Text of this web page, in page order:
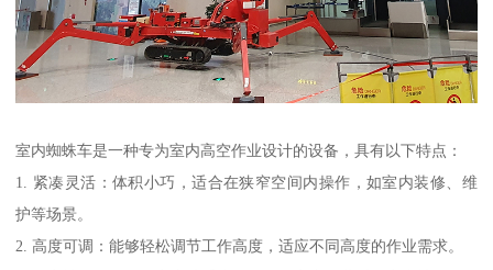
室内蜘蛛车是一种专为室内高空作业设计的设备，具有以下特点：
1. 紧凑灵活：体积小巧，适合在狭窄空间内操作，如室内装修、维
护等场景。
2. 高度可调：能够轻松调节工作高度，适应不同高度的作业需求。